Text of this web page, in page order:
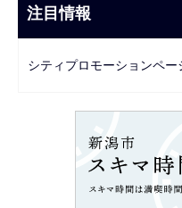
ま
で
ビ
ー
注目情報
シティプロモーションペー